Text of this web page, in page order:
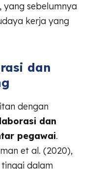
yang sebelumnya
kerja yang
dan
dengan
dan
pegawai.
et al. (2020),
dalam